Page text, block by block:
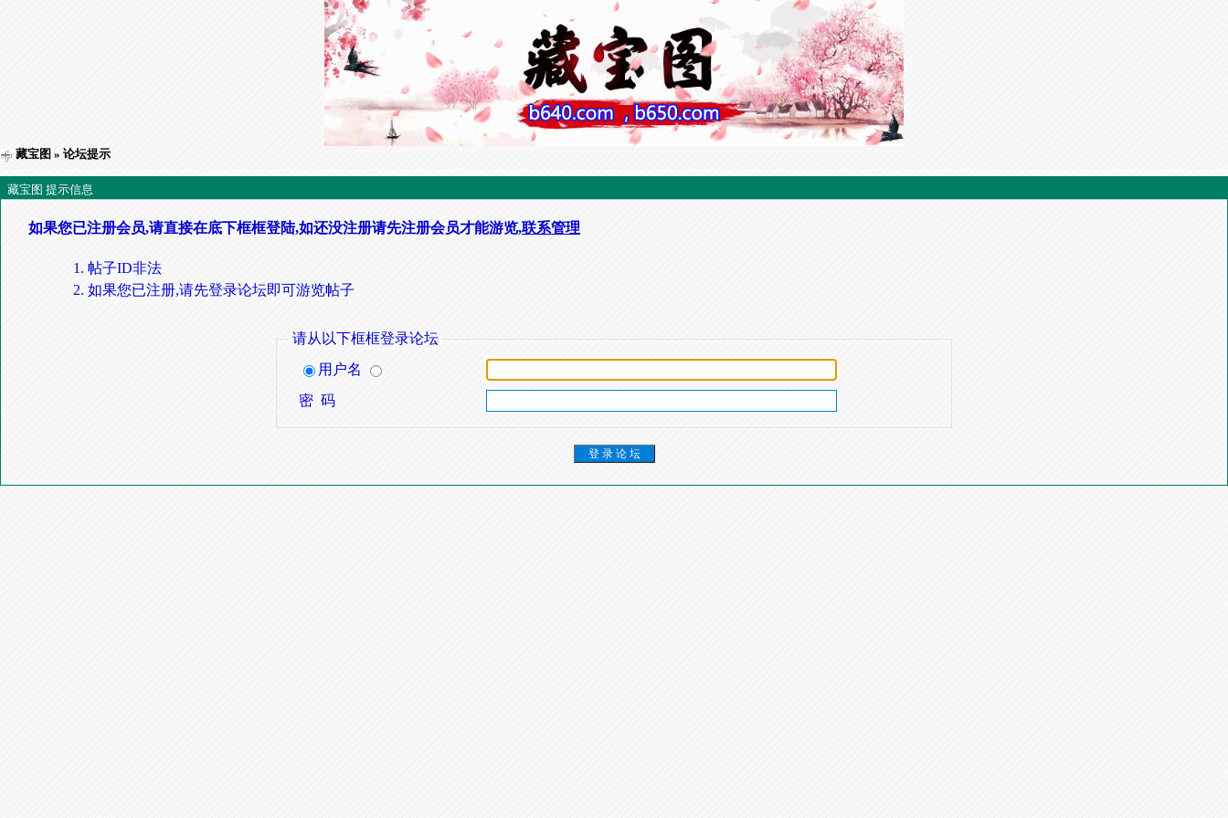
藏宝图 » 论坛提示
藏宝图 提示信息
如果您已注册会员,请直接在底下框框登陆,如还没注册请先注册会员才能游览,联系管理
帖子ID非法
如果您已注册,请先登录论坛即可游览帖子
请从以下框框登录论坛
用户名
密 码